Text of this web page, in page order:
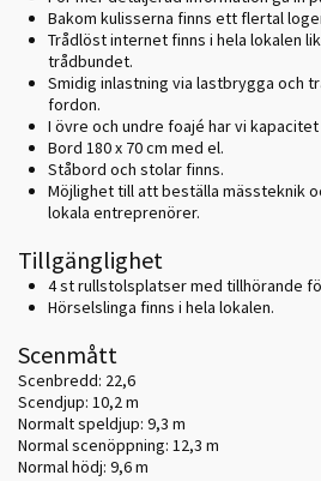
Bakom kulisserna finns ett flertal
Trådlöst internet finns i hela lokalen
trådbundet.
Smidig inlastning via lastbrygga och
fordon.
I övre och undre foajé har vi
Bord 180 x 70 cm med el.
Ståbord och stolar finns.
Möjlighet till att beställa mässteknik
lokala entreprenörer.
Tillgänglighet
4 st rullstolsplatser med tillhörande
Hörselslinga finns i hela lokalen.
Scenmått
Scenbredd: 22,6
Scendjup: 10,2 m
Normalt speldjup: 9,3 m
Normal scenöppning: 12,3 m
Normal hödj: 9,6 m